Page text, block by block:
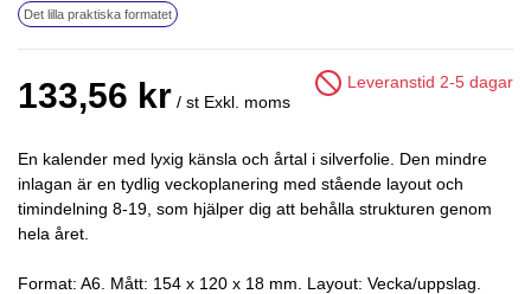
Det lilla praktiska formatet
133,56 kr / st Exkl. moms
Leveranstid 2-5 dagar
En kalender med lyxig känsla och årtal i silverfolie. Den mindre
inlagan är en tydlig veckoplanering med stående layout och
timindelning 8-19, som hjälper dig att behålla strukturen genom
hela året.
Format: A6. Mått: 154 x 120 x 18 mm. Layout: Vecka/uppslag.